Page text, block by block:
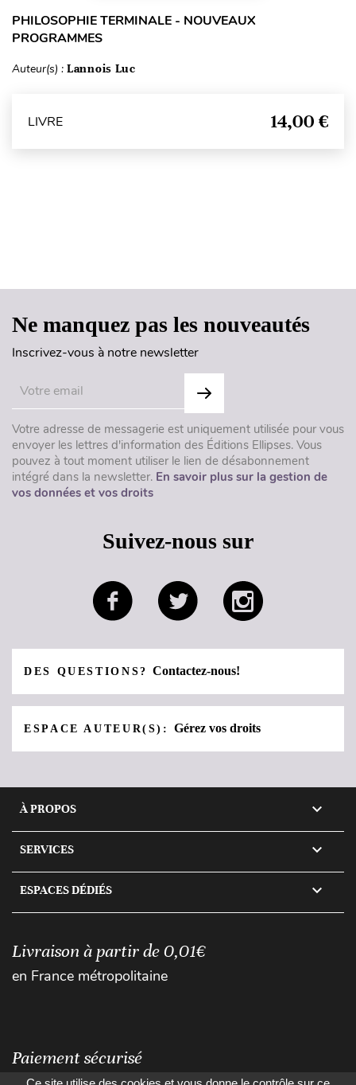
PHILOSOPHIE TERMINALE - NOUVEAUX
PROGRAMMES
Auteur(s) : Lannois Luc
LIVRE 14,00 €
Ne manquez pas les nouveautés
Inscrivez-vous à notre newsletter
Votre adresse de messagerie est uniquement utilisée pour vous
envoyer les lettres d'information des Éditions Ellipses. Vous
pouvez à tout moment utiliser le lien de désabonnement
intégré dans la newsletter. En savoir plus sur la gestion de
vos données et vos droits
Suivez-nous sur
DES QUESTIONS?Contactez-nous!
ESPACE AUTEUR(S):Gérez vos droits
À PROPOS 
SERVICES 
ESPACES DÉDIÉS 
Livraison à partir de 0,01€
en France métropolitaine
Paiement sécurisé